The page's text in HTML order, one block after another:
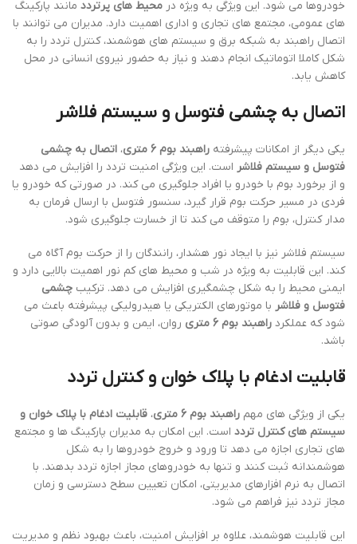
خودروها می شود. این ویژگی به ویژه در محیط های پرتردد مانند پارکینگ
های عمومی، مجتمع های تجاری و اداری اهمیت دارد. مدیران می توانند با
اتصال راهبند به شبکه برق و سیستم های هوشمند، کنترل تردد را به
شکل کاملا اتوماتیک انجام دهند و نیاز به حضور نیروی انسانی در محل
کاهش یابد.
اتصال به چشمی فتوسل و سیستم فلاشر
یکی دیگر از امکانات پیشرفته راهبند بوم 6 متری ، اتصال به چشمی
فتوسل و سیستم فلاشر است. این ویژگی امنیت تردد را افزایش می دهد
و از برخورد بوم با خودرو یا افراد جلوگیری می کند. در صورتی که خودرو یا
فردی در مسیر حرکت بوم قرار گیرد، سنسور فتوسل با ارسال فرمان به
مدار کنترل، بوم را متوقف می کند تا از خسارت جلوگیری شود.
سیستم فلاشر نیز با ایجاد نور هشدار، رانندگان را از حرکت بوم آگاه می
کند. این قابلیت به ویژه در شب و محیط های کم نور اهمیت بالایی دارد و
ایمنی محیط را به شکل چشمگیری افزایش می دهد. ترکیب چشمی
فتوسل و فلاشر با موتورهای الکتریکی یا هیدرولیکی پیشرفته باعث می
شود که عملکرد راهبند بوم 6 متری
روان، ایمن و بدون آلودگی صوتی
باشد.
قابلیت ادغام با پلاک خوان و کنترل تردد
یکی از ویژگی های مهم راهبند بوم 6 متری ، قابلیت ادغام با پلاک خوان و
سیستم های کنترل تردد است. این امکان به مدیران پارکینگ ها و مجتمع
های تجاری اجازه می دهد تا ورود و خروج خودروها را به شکل
هوشمندانه ثبت کنند و تنها به خودروهای مجاز اجازه تردد بدهند. با
اتصال به نرم افزارهای مدیریتی، امکان تعیین سطح دسترسی و زمان
مجاز تردد نیز فراهم می شود.
این قابلیت هوشمند، علاوه بر افزایش امنیت، باعث بهبود نظم و مدیریت